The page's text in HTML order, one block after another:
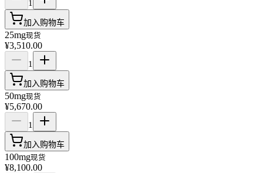
1
加入购物车
25mg现货
¥3,510.00
1
加入购物车
50mg现货
¥5,670.00
1
加入购物车
100mg现货
¥8,100.00